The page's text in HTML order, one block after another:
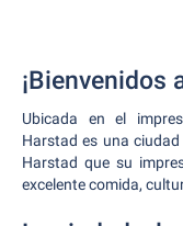
¡Bienvenidos
Ubicada en el
Harstad es una
Harstad que su
excelente comida,